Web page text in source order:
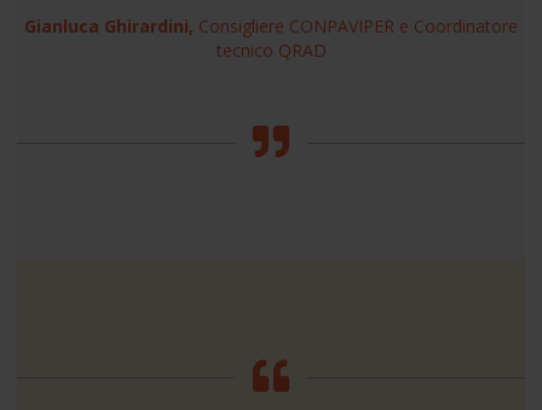
Gianluca Ghirardini, Consigliere CONPAVIPER e Coordinatore
tecnico QRAD